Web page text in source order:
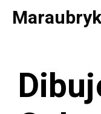
Saltar